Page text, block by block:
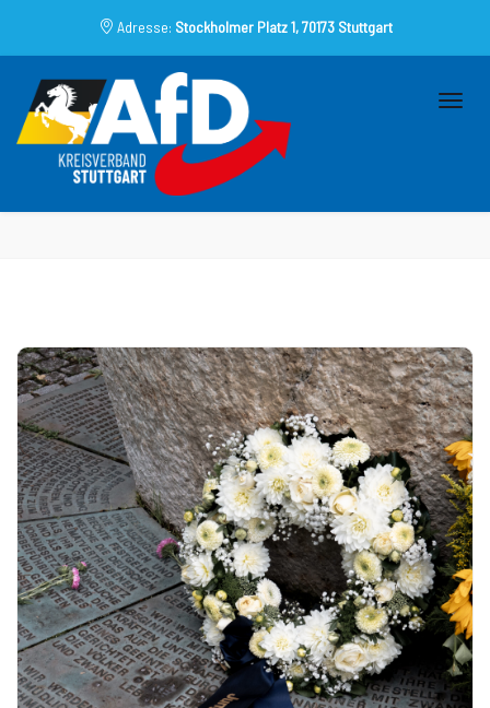
Adresse: Stockholmer Platz 1, 70173 Stuttgart